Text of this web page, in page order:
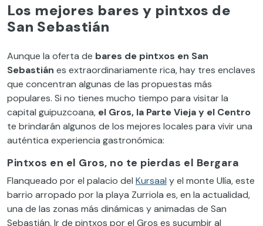
Los mejores bares y pintxos de
San Sebastián
Aunque la oferta de bares de pintxos en San
Sebastián es extraordinariamente rica, hay tres enclaves
que concentran algunas de las propuestas más
populares. Si no tienes mucho tiempo para visitar la
capital guipuzcoana, el Gros, la Parte Vieja y el Centro
te brindarán algunos de los mejores locales para vivir una
auténtica experiencia gastronómica:
Pintxos en el Gros, no te pierdas el Bergara
Flanqueado por el palacio del Kursaal y el monte Ulía, este
barrio arropado por la playa Zurriola es, en la actualidad,
una de las zonas más dinámicas y animadas de San
Sebastián. Ir de pintxos por el Gros es sucumbir al